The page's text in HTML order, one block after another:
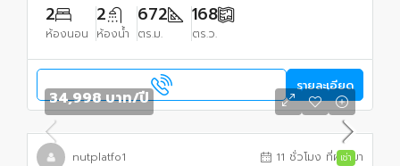
2
ห้องนอน
2
ห้องน้ำ
672
ตร.ม.
168
ตร.ว.
รายละเอียด
เช่า
34,998 บาท/ปี
nutplatfo1 11 ชั่วโมง ที่ผ่านมา